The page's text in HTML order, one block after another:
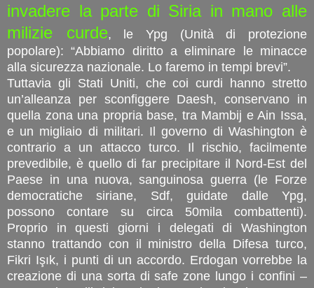
invadere la parte di Siria in mano alle
milizie curde, le Ypg (Unità di protezione
popolare): “Abbiamo diritto a eliminare le minacce
alla sicurezza nazionale. Lo faremo in tempi brevi”.
Tuttavia gli Stati Uniti, che coi curdi hanno stretto
un’alleanza per sconfiggere Daesh, conservano in
quella zona una propria base, tra Mambij e Ain Issa,
e un migliaio di militari. Il governo di Washington è
contrario a un attacco turco. Il rischio, facilmente
prevedibile, è quello di far precipitare il Nord-Est del
Paese in una nuova, sanguinosa guerra (le Forze
democratiche siriane, Sdf, guidate dalle Ypg,
possono contare su circa 50mila combattenti).
Proprio in questi giorni i delegati di Washington
stanno trattando con il ministro della Difesa turco,
Fikri Işık, i punti di un accordo. Erdogan vorrebbe la
creazione di una sorta di safe zone lungo i confini –